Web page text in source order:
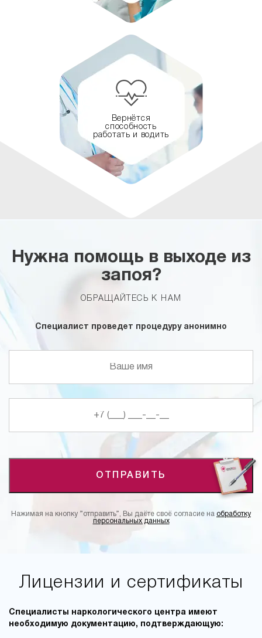
Вернётся
способность
работать и водить
Нужна помощь в выходе из
запоя?
ОБРАЩАЙТЕСЬ К НАМ
Специалист проведет процедуру анонимно
ОТПРАВИТЬ
Нажимая на кнопку ”отправить”, Вы даёте своё согласие на обработку
персональных данных
Лицензии и сертификаты
Специалисты наркологического центра имеют
необходимую документацию, подтверждающую: